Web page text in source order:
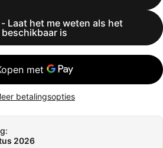
Laat het me weten als het
beschikbaar is
betalingsopties
2026